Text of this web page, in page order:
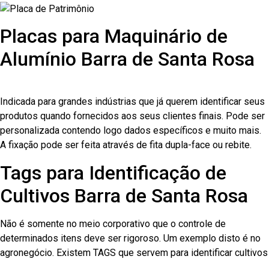
Placas para Maquinário de
Alumínio Barra de Santa Rosa
Indicada para grandes indústrias que já querem identificar seus
produtos quando fornecidos aos seus clientes finais. Pode ser
personalizada contendo logo dados específicos e muito mais.
A fixação pode ser feita através de fita dupla-face ou rebite.
Tags para Identificação de
Cultivos Barra de Santa Rosa
Não é somente no meio corporativo que o controle de
determinados itens deve ser rigoroso. Um exemplo disto é no
agronegócio. Existem TAGS que servem para identificar cultivos